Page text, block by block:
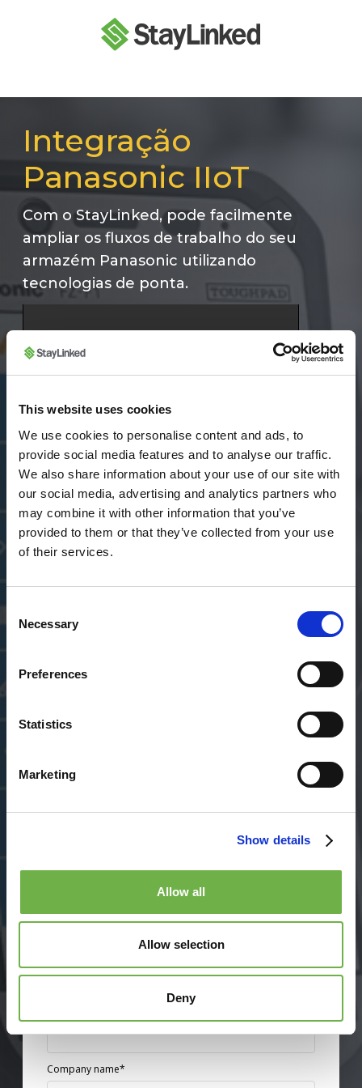
This website uses cookies
We use cookies to personalise content and ads, to
provide social media features and to analyse our traffic.
We also share information about your use of our site with
our social media, advertising and analytics partners who
may combine it with other information that you’ve
provided to them or that they’ve collected from your use
of their services.
Consent
Selection
Necessary
Preferences
Statistics
Marketing
Show details
Allow all
Allow selection
Deny
Integração
Panasonic IIoT
Com o StayLinked, pode facilmente
ampliar os fluxos de trabalho do seu
armazém Panasonic utilizando
tecnologias de ponta.
Sem necessidade de
codificação ou script!
O StayLinked permite-lhe tirar partido
de dispositivos de ponta, tais como
aumentar a produtividade e otimizar
mostrar-lhe como!
SAIBA MAIS SOBRE COMO A STAYLINKED
PODE AJUDAR A AMPLIAR OS SEUS FLUXOS
Company name*